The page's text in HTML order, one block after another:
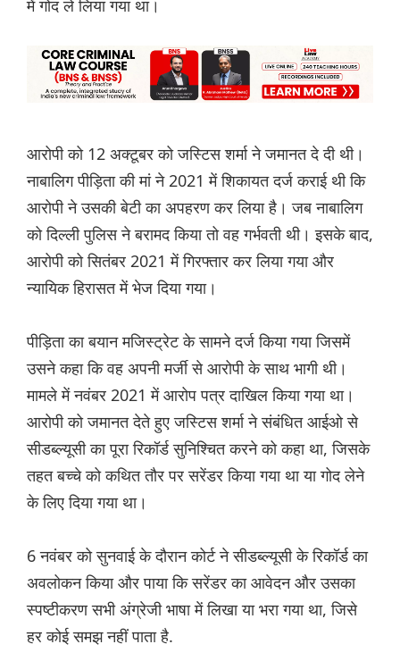
में गोद ले लिया गया था।
आरोपी को 12 अक्टूबर को जस्टिस शर्मा ने जमानत दे दी थी।
नाबालिग पीड़िता की मां ने 2021 में शिकायत दर्ज कराई थी कि
आरोपी ने उसकी बेटी का अपहरण कर लिया है। जब नाबालिग
को दिल्ली पुलिस ने बरामद किया तो वह गर्भवती थी। इसके बाद,
आरोपी को सितंबर 2021 में गिरफ्तार कर लिया गया और
न्यायिक हिरासत में भेज दिया गया।
पीड़िता का बयान मजिस्ट्रेट के सामने दर्ज किया गया जिसमें
उसने कहा कि वह अपनी मर्जी से आरोपी के साथ भागी थी।
मामले में नवंबर 2021 में आरोप पत्र दाखिल किया गया था।
आरोपी को जमानत देते हुए जस्टिस शर्मा ने संबंधित आईओ से
सीडब्ल्यूसी का पूरा रिकॉर्ड सुनिश्चित करने को कहा था, जिसके
तहत बच्चे को कथित तौर पर सरेंडर किया गया था या गोद लेने
के लिए दिया गया था।
6 नवंबर को सुनवाई के दौरान कोर्ट ने सीडब्ल्यूसी के रिकॉर्ड का
अवलोकन किया और पाया कि सरेंडर का आवेदन और उसका
स्पष्टीकरण सभी अंग्रेजी भाषा में लिखा या भरा गया था, जिसे
हर कोई समझ नहीं पाता है.